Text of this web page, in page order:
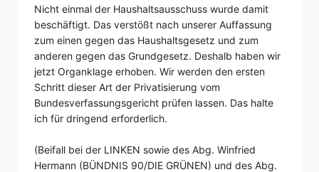
Nicht einmal der Haushaltsausschuss wurde damit
beschäftigt. Das verstößt nach unserer Auffassung
zum einen gegen das Haushaltsgesetz und zum
anderen gegen das Grundgesetz. Deshalb haben wir
jetzt Organklage erhoben. Wir werden den ersten
Schritt dieser Art der Privatisierung vom
Bundesverfassungsgericht prüfen lassen. Das halte
ich für dringend erforderlich.
(Beifall bei der LINKEN sowie des Abg. Winfried
Hermann (BÜNDNIS 90/DIE GRÜNEN) und des Abg.